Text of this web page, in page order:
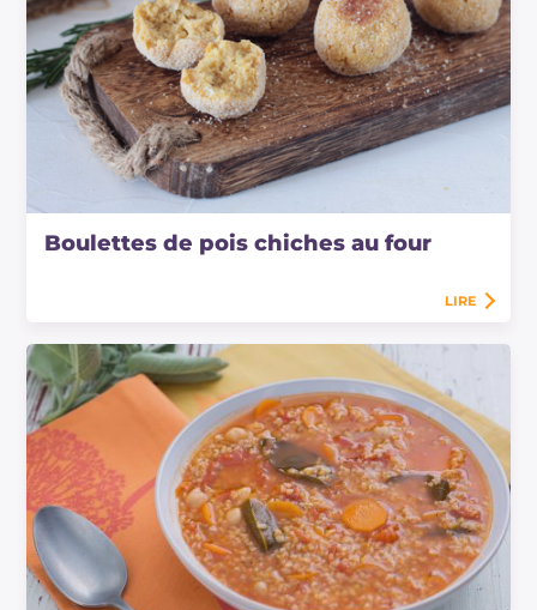
Boulettes de pois chiches au four
LIRE